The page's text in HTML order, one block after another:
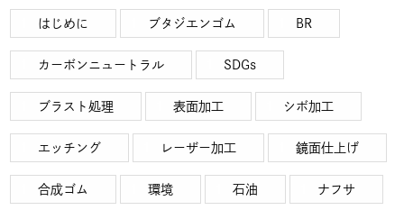
はじめに ブタジエンゴム BR
カーボンニュートラル SDGs
ブラスト処理 表面加工 シボ加工
エッチング レーザー加工 鏡面仕上げ
合成ゴム 環境 石油 ナフサ